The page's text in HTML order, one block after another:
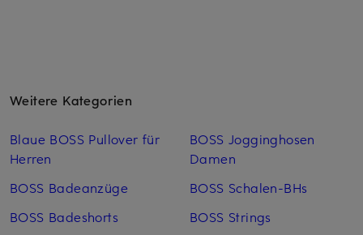
Weitere Kategorien
Blaue BOSS Pullover für
Herren
BOSS Badeanzüge
BOSS Badeshorts
BOSS Jogginghosen
Damen
BOSS Schalen-BHs
BOSS Strings